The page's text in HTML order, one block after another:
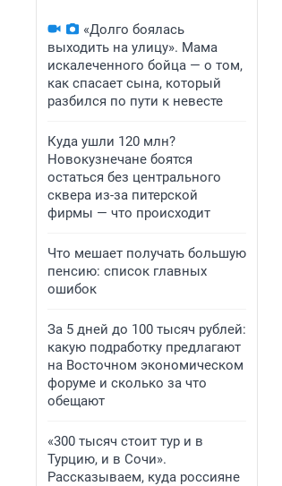
«Долго боялась
выходить на улицу». Мама
искалеченного бойца — о том,
как спасает сына, который
разбился по пути к невесте
Куда ушли 120 млн?
Новокузнечане боятся
остаться без центрального
сквера из-за питерской
фирмы — что происходит
Что мешает получать большую
пенсию: список главных
ошибок
За 5 дней до 100 тысяч рублей:
какую подработку предлагают
на Восточном экономическом
форуме и сколько за что
обещают
«300 тысяч стоит тур и в
Турцию, и в Сочи».
Рассказываем, куда россияне